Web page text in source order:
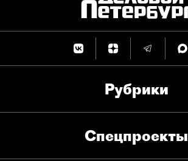
Рубрики
Спец­проекты